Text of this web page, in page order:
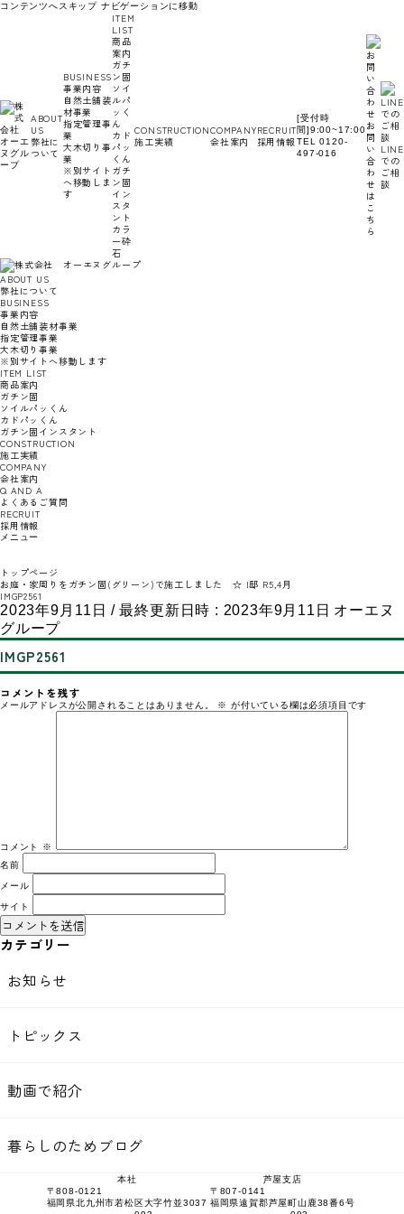
コンテンツへスキップ ナビゲーションに移動
ABOUT
US
弊社に
ついて
BUSINESS
事業内容
自然土舗装
材事業
指定管理事
業
大木切り事
業
※別サイト
へ移動しま
す
ITEM
LIST
商品
案内
ガチ
ン固
ソイ
ルパ
ッく
ん
カド
パッ
くん
ガチ
ン固
イン
スタ
ント
カラ
ー砕
石
CONSTRUCTION
施工実績
COMPANY
会社案内
RECRUIT
採用情報
[受付時
間]9:00~17:00
TEL 0120-
497-016
お
問
い
合
わ
せ
は
こ
ち
ら
LINE
での
ご相
談
ABOUT US
弊社について
BUSINESS
事業内容
自然土舗装材事業
指定管理事業
大木切り事業
※別サイトへ移動します
ITEM LIST
商品案内
ガチン固
ソイルパッくん
カドパッくん
ガチン固インスタント
CONSTRUCTION
施工実績
COMPANY
会社案内
Q AND A
よくあるご質問
RECRUIT
採用情報
メニュー
トップページ
お庭・家周りをガチン固(グリーン)で施工しました ☆ I邸 R5,4月
IMGP2561
2023年9月11日 / 最終更新日時 : 2023年9月11日 オーエヌ
グループ
IMGP2561
コメントを残す
メールアドレスが公開されることはありません。 ※ が付いている欄は必須項目です
コメント ※
名前
メール
サイト
カテゴリー
お知らせ
トピックス
動画で紹介
暮らしのためブログ
本社
〒808-0121
福岡県北九州市若松区大字竹並3037
芦屋支店
〒807-0141
福岡県遠賀郡芦屋町山鹿38番6号